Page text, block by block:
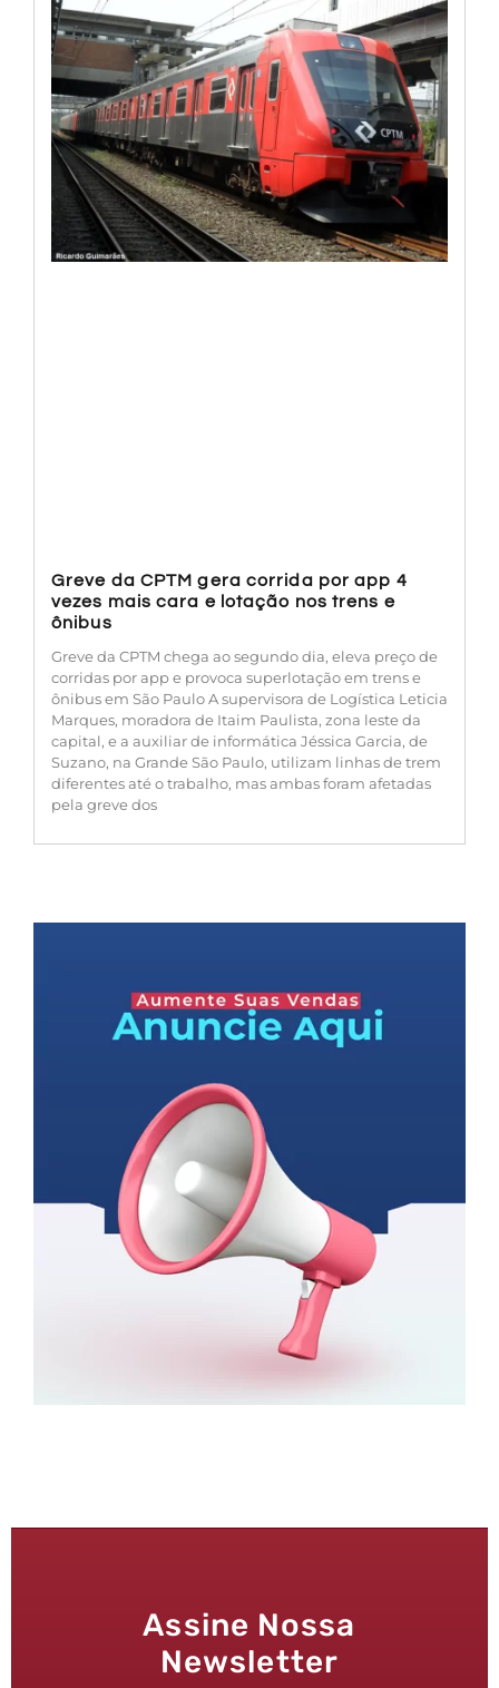
Greve da CPTM gera corrida por app 4
vezes mais cara e lotação nos trens e
ônibus
Greve da CPTM chega ao segundo dia, eleva preço de
corridas por app e provoca superlotação em trens e
ônibus em São Paulo A supervisora de Logística Leticia
Marques, moradora de Itaim Paulista, zona leste da
capital, e a auxiliar de informática Jéssica Garcia, de
Suzano, na Grande São Paulo, utilizam linhas de trem
diferentes até o trabalho, mas ambas foram afetadas
pela greve dos
Assine Nossa
Newsletter